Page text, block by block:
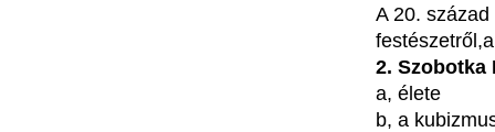
A 20. század
festészetről
2. Szobotka
a, élete
b, a